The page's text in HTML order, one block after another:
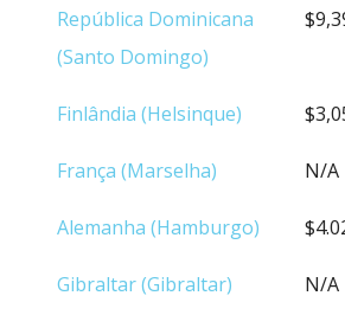
República Dominicana
(Santo Domingo)
Finlândia (Helsinque)
França (Marselha) N/A
Alemanha (Hamburgo)
Gibraltar (Gibraltar) N/A